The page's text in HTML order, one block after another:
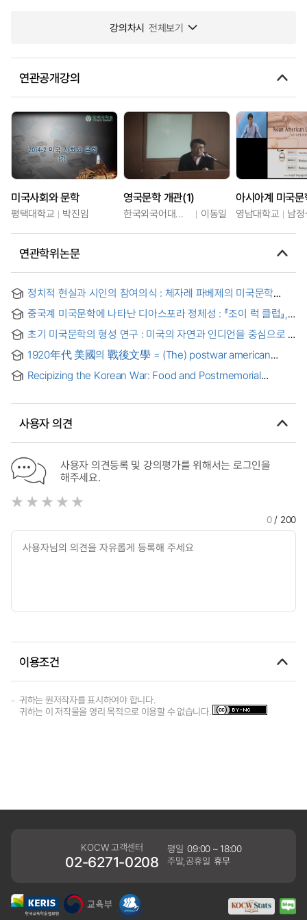
강의차시 전체보기
연관공개강의
미국사회와 문학
평택대학교 박진임
영국문학 개관(1)
한국외국어대학교 이동일 영남대학교 남
연관학위논문
정치적 현실과 시인의 참여의식 : 체자레 파베제의 미국문학
수용과 휘트만의 영향 = Political reality and commitment :
reception of American literature and Walt Whitman's
influence in Cesare Pavese
중국계 미국문학에 나타난 디아스포라 정체성 : 『조이 럭 클럽』,
『여행 왕 손오공: 그의 악보집』, 『전쟁쓰레기』를 중심으로 =
Diaspora Identities in Chinese American Literature : A
Study of Amy Tan's The Joy Luck Club, Maxine Hong
Kingston's Tripmaster Monkey : His Fake Book, and Ha
Jin's War Trash
초기 미국문학의 형성 연구 : 미국의 자연과 인디언을 중심으로 =
(The)emergence of early American literature: the American
wilderness and Indians
1920年代 美國의 戰後文學 = (The) postwar american
Recipizing the Korean War: Food and Postmemorial
Literature = 음식과 레시피를 통해 본 현대 한국계 미국 문학의
사용자 의견
사용자 의견등록 및 강의평가를 위해서는 로그인을
해주세요.
0/ 200
이용조건
귀하는 원저작자를 표시하여야 합니다.
귀하는 이 저작물을 영리 목적으로 이용할 수 없습니다.
KOCW 고객센터
02-6271-0208
평일 09:00 ~ 18:00
주말,공휴일 휴무